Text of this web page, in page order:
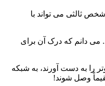
ثالثی می تواند با
می دانم که درک آن برای
را به دست آورند، به شبکه
وصل شوند!